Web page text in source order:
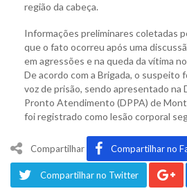
região da cabeça.
Informações preliminares coletadas
que o fato ocorreu após uma
em agressões e na queda da vítima
De acordo com a Brigada, o suspeito
voz de prisão, sendo apresentado na
Pronto Atendimento (DPPA) de
foi registrado como lesão corporal
Compartilhar Compartilhar no
Compartilhar no Twitter